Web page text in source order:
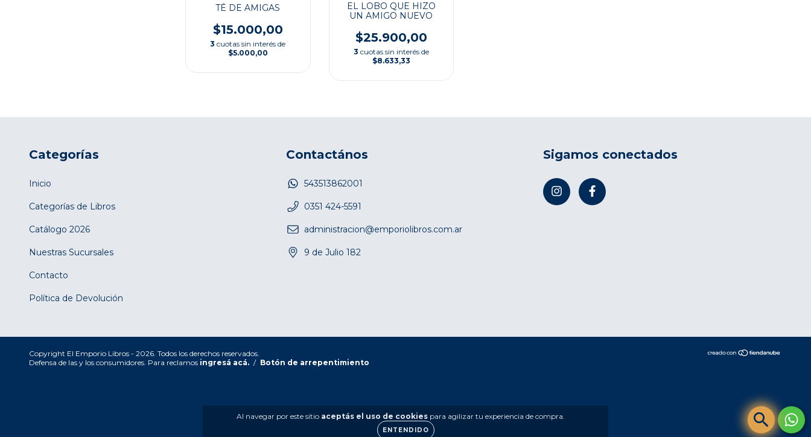
Al navegar por este sitio aceptás el uso de cookies para agilizar tu experiencia de compra.
ENTENDIDO
TÉ DE AMIGAS
$15.000,00
3 cuotas sin interés de
$5.000,00
EL LOBO QUE HIZO
UN AMIGO NUEVO
$25.900,00
3 cuotas sin interés de
$8.633,33
Categorías
Inicio
Categorías de Libros
Catálogo 2026
Nuestras Sucursales
Contacto
Política de Devolución
Contactános
543513862001
0351 424-5591
administracion@emporiolibros.com.ar
9 de Julio 182
Sigamos conectados
Copyright El Emporio Libros - 2026. Todos los derechos reservados.
Defensa de las y los consumidores. Para reclamos ingresá acá. / Botón de arrepentimiento